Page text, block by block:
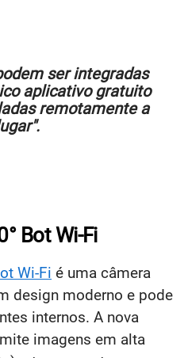
ser integradas
aplicativo gratuito
remotamente a
Bot Wi-Fi
Wi-Fi é uma câmera
design moderno e pode
internos. A nova
imagens em alta